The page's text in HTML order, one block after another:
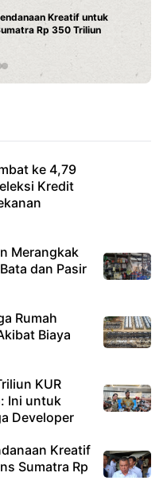
Fitur
ke 4,79
Kredit
Merangkak
dan Pasir
Rumah
Biaya
KUR
Ini untuk
Developer
Kreatif
Sumatra Rp